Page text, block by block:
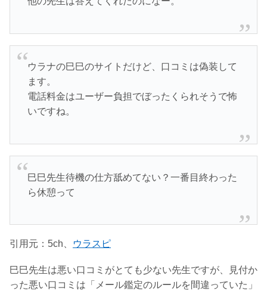
ウラナの巳巳のサイトだけど、口コミは偽装して
ます。
電話料金はユーザー負担でぼったくられそうで怖
いですね。
巳巳先生待機の仕方舐めてない？一番目終わった
ら休憩って
引用元：5ch、 ウラスピ
巳巳先生は悪い口コミがとても少ない先生ですが、見付か
った悪い口コミは「メール鑑定のルールを間違っていた」